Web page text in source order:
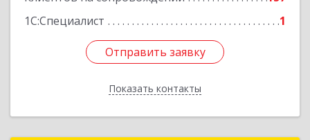
1С:Специалист
1
Отправить заявку
Показать контакты
Отправить заявку
Назад